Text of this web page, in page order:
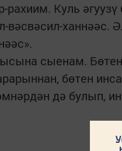
Куль
ханнәәс.
сыенам.
бөтен
дә булып,